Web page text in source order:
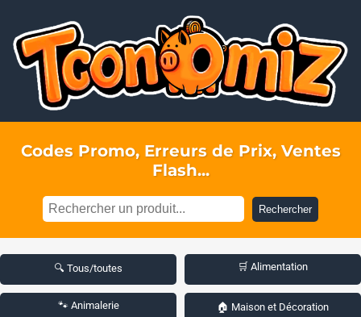
Codes Promo, Erreurs de Prix, Ventes
Flash...
Rechercher
🔍 Tous/toutes 🛒 Alimentation
🐾 Animalerie 🏠 Maison et Décoration